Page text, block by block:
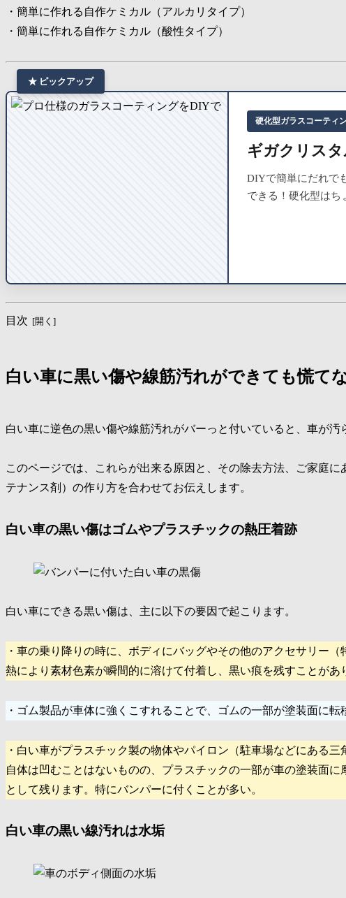
・簡単に作れる自作ケミカル（アルカリタイプ）
・簡単に作れる自作ケミカル（酸性タイプ）
★ ピックアップ
硬化型ガラスコーティ
ギガクリス
DIYで簡単にだれで
できる！硬化型はち
目次
白い車に黒い傷や線筋汚れができても慌て
白い車に逆色の黒い傷や線筋汚れがバーっと付いていると、車が汚
このページでは、これらが出来る原因と、その除去方法、ご家庭
テナンス剤）の作り方を合わせてお伝えします。
白い車の黒い傷はゴムやプラスチックの熱圧着跡
白い車にできる黒い傷は、主に以下の要因で起こります。
・車の乗り降りの時に、ボディにバッグやその他のアクセサリー
熱により素材色素が瞬間的に溶けて付着し、黒い痕を残すことがあ
・ゴム製品が車体に強くこすれることで、ゴムの一部が塗装面に転
・白い車がプラスチック製の物体やパイロン（駐車場などにある
自体は凹むことはないものの、プラスチックの一部が車の塗装面
として残ります。特にバンパーに付くことが多い。
白い車の黒い線汚れは水垢